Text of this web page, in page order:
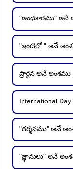
"అంధకారము" అనే
"ఇంటిలో " అనే
ప్రార్ధన అనే
International
"దర్శనము" అనే
"జ్ఞానులు" అనే